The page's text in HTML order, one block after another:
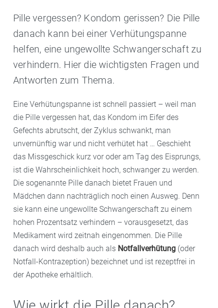
Pille vergessen? Kondom gerissen? Die Pille
danach kann bei einer Verhütungspanne
helfen, eine ungewollte Schwangerschaft zu
verhindern. Hier die wichtigsten Fragen und
Antworten zum Thema.
Eine Verhütungspanne ist schnell passiert – weil man
die Pille vergessen hat, das Kondom im Eifer des
Gefechts abrutscht, der Zyklus schwankt, man
unvernünftig war und nicht verhütet hat … Geschieht
das Missgeschick kurz vor oder am Tag des Eisprungs,
ist die Wahrscheinlichkeit hoch, schwanger zu werden.
Die sogenannte Pille danach bietet Frauen und
Mädchen dann nachträglich noch einen Ausweg. Denn
sie kann eine ungewollte Schwangerschaft zu einem
hohen Prozentsatz verhindern – vorausgesetzt, das
Medikament wird zeitnah eingenommen. Die Pille
danach wird deshalb auch als Notfallverhütung (oder
Notfall-Kontrazeption) bezeichnet und ist rezeptfrei in
der Apotheke erhältlich.